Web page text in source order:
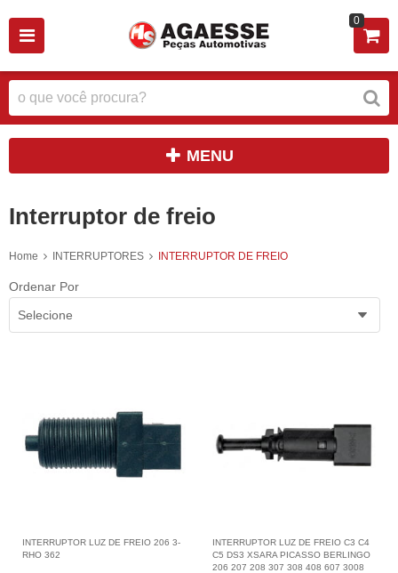
0
MENU
Interruptor de freio
Home INTERRUPTORES INTERRUPTOR DE FREIO
Ordenar Por
Selecione
INTERRUPTOR LUZ DE FREIO 206 3-
RHO 362
INTERRUPTOR LUZ DE FREIO C3 C4
C5 DS3 XSARA PICASSO BERLINGO
206 207 208 307 308 408 607 3008